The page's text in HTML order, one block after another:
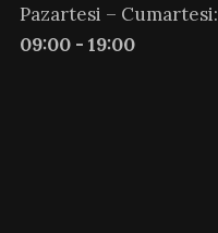
Pazartesi – Cumartesi:
09:00 - 19:00